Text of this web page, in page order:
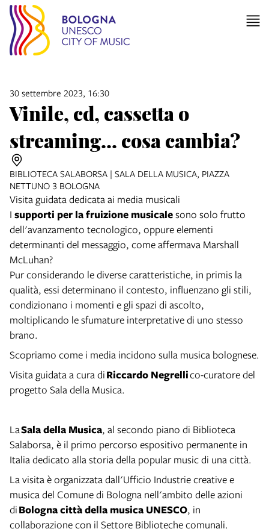
30 settembre 2023, 16:30
Vinile, cd, cassetta o
streaming... cosa cambia?
BIBLIOTECA SALABORSA | SALA DELLA MUSICA, PIAZZA
NETTUNO 3 BOLOGNA
Visita guidata dedicata ai media musicali
I supporti per la fruizione musicalesono solo frutto
dell'avanzamento tecnologico, oppure elementi
determinanti del messaggio, come affermava Marshall
McLuhan?
Pur considerando le diverse caratteristiche, in primis la
qualità, essi determinano il contesto, influenzano gli stili,
condizionano i momenti e gli spazi di ascolto,
moltiplicando le sfumature interpretative di uno stesso
brano.
Scopriamo come i media incidono sulla musica bolognese.
Visita guidata a cura diRiccardo Negrellico-curatore del
progetto Sala della Musica.
LaSala della Musica, al secondo piano di Biblioteca
Salaborsa, è il primo percorso espositivo permanente in
Italia dedicato alla storia della popular music di una città.
La visita è organizzata dall'Ufficio Industrie creative e
musica del Comune di Bologna nell'ambito delle azioni
diBologna città della musica UNESCO, in
collaborazione con il Settore Biblioteche comunali.